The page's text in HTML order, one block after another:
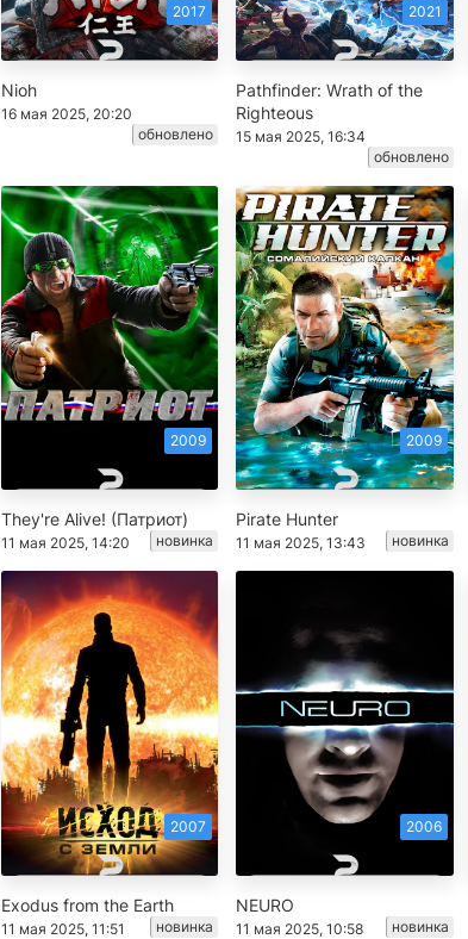
2017
Nioh
16 мая 2025, 20:20
обновлено
2021
Pathfinder: Wrath of the
Righteous
15 мая 2025, 16:34
обновлено
2009
They're Alive! (Патриот)
11 мая 2025, 14:20 новинка
2009
Pirate Hunter
11 мая 2025, 13:43 новинка
2007
Exodus from the Earth
11 мая 2025, 11:51 новинка
2006
NEURO
11 мая 2025, 10:58 новинка